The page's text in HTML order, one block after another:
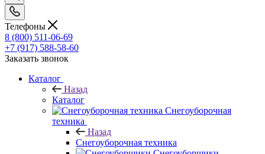
Телефоны
8 (800) 511-06-69
+7 (917) 588-58-60
Заказать звонок
Каталог
Назад
Каталог
Снегоуборочная
техника
Назад
Снегоуборочная техника